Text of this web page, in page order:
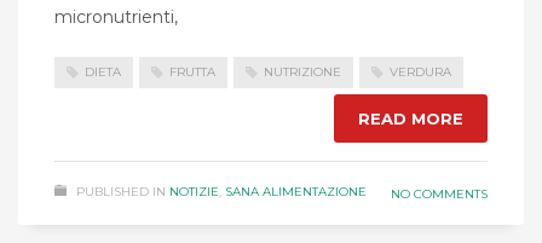
micronutrienti,
DIETA FRUTTA NUTRIZIONE VERDURA
READ MORE
PUBLISHED IN NOTIZIE, SANA ALIMENTAZIONE NO COMMENTS